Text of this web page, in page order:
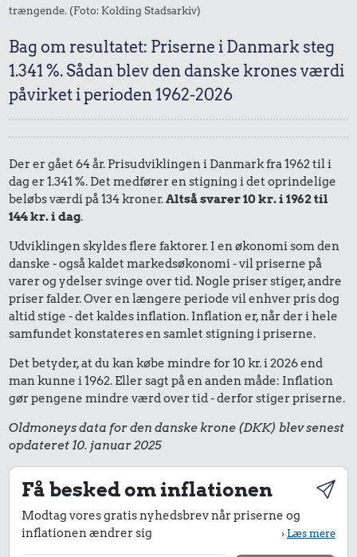
trængende. (Foto: Kolding Stadsarkiv)
Bag om resultatet: Priserne i Danmark steg
1.341 %. Sådan blev den danske krones værdi
påvirket i perioden 1962-2026
Der er gået 64 år. Prisudviklingen i Danmark fra 1962 til i
dag er 1.341 %. Det medfører en stigning i det oprindelige
beløbs værdi på 134 kroner.Altså svarer 10 kr. i 1962 til
144 kr. i dag.
Udviklingen skyldes flere faktorer. I en økonomi som den
danske - også kaldet markedsøkonomi - vil priserne på
varer og ydelser svinge over tid. Nogle priser stiger, andre
priser falder. Over en længere periode vil enhver pris dog
altid stige - det kaldes inflation. Inflation er, når der i hele
samfundet konstateres en samlet stigning i priserne.
Det betyder, at du kan købe mindre for 10 kr. i 2026 end
man kunne i 1962. Eller sagt på en anden måde: Inflation
gør pengene mindre værd over tid - derfor stiger priserne.
Oldmoneys data for den danske krone (DKK) blev senest
opdateret 10. januar 2025
Få besked om inflationen
Modtag vores gratis nyhedsbrev når priserne og
inflationen ændrer sig
›Læs mere